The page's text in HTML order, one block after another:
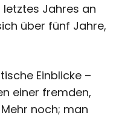
Jahres an
über fünf Jahre,
Einblicke –
einer fremden,
noch; man